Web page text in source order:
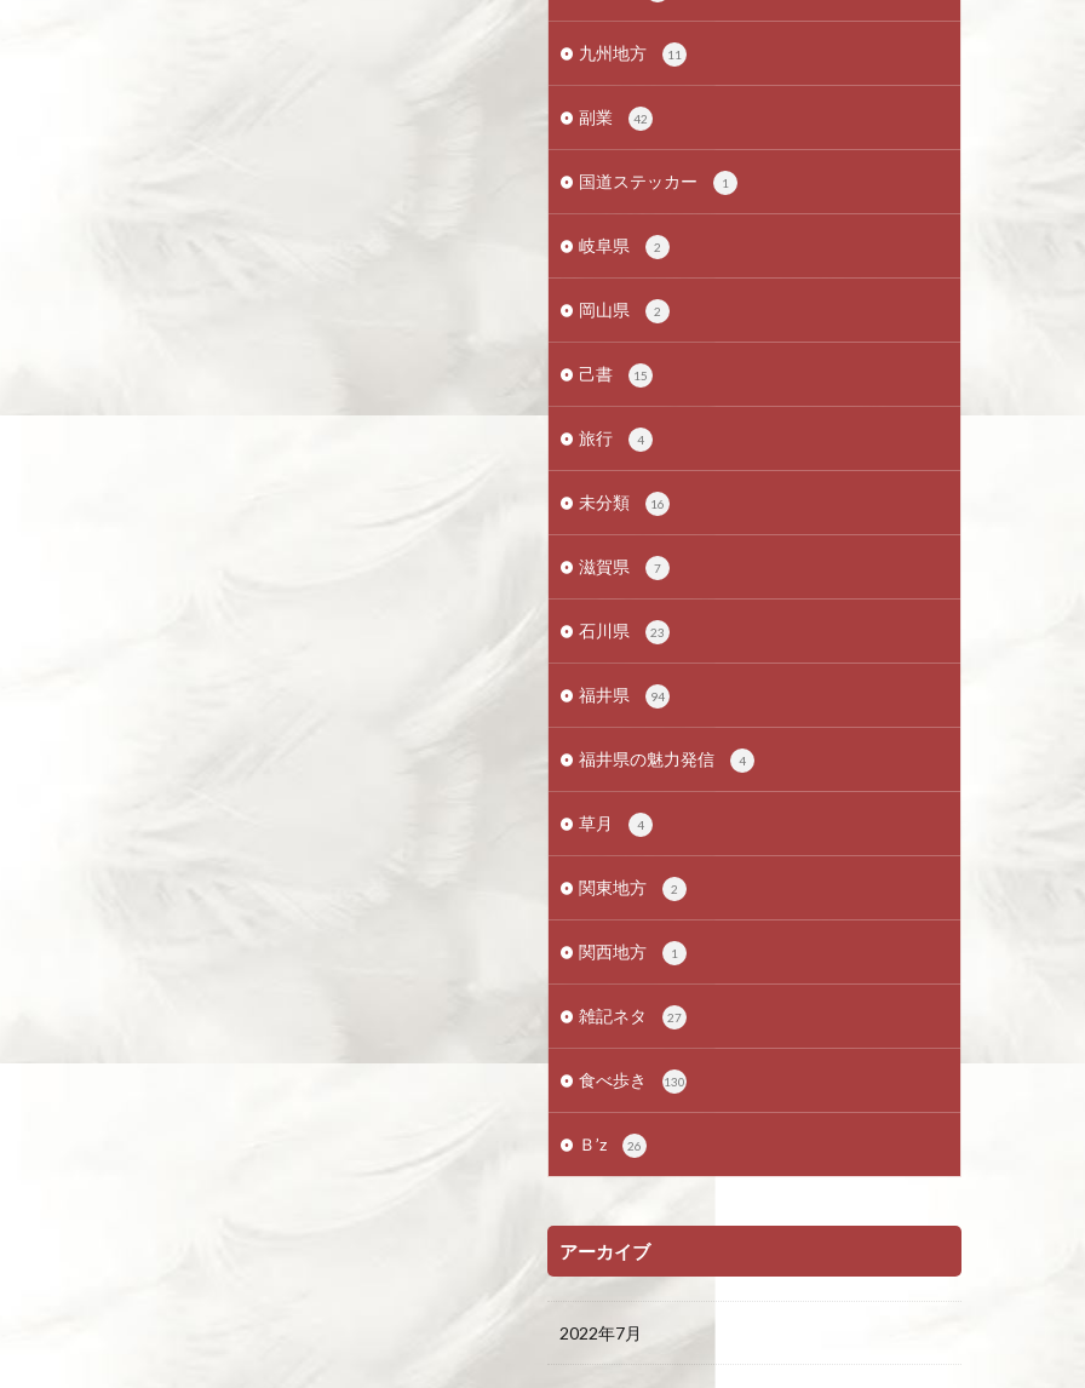
九州地方 11
副業 42
国道ステッカー 1
岐阜県 2
岡山県 2
己書 15
旅行 4
未分類 16
滋賀県 7
石川県 23
福井県 94
福井県の魅力発信 4
草月 4
関東地方 2
関西地方 1
雑記ネタ 27
食べ歩き 130
Ｂ’z 26
アーカイブ
2022年7月